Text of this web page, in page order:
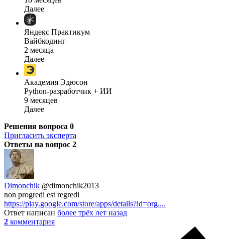
Далее
Яндекс Практикум
Вайбкодинг
2 месяца
Далее
Академия Эдюсон
Python-разработчик + ИИ
9 месяцев
Далее
Решения вопроса 0
Пригласить эксперта
Ответы на вопрос 2
Dimonchik @dimonchik2013
non progredi est regredi
https://play.google.com/store/apps/details?id=org....
Ответ написан более трёх лет назад
2 комментария